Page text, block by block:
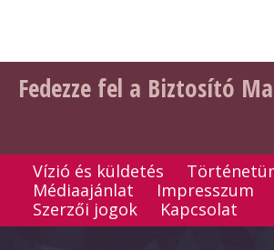
Fedezze fel a Biztosító
Vízió és küldetés
Médiaajánlat
Impresszum
Szerzői jogok
Kapcsolat